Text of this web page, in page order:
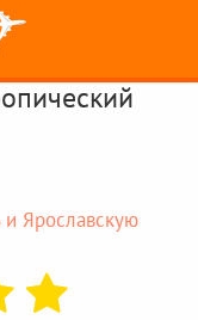
и Ярославскую